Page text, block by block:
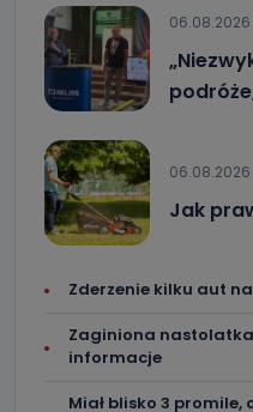
06.08.2026
06.08.2026
Jak
Zderzenie kilku aut na
Zaginiona
informacje
Miał blisko 3 promile,